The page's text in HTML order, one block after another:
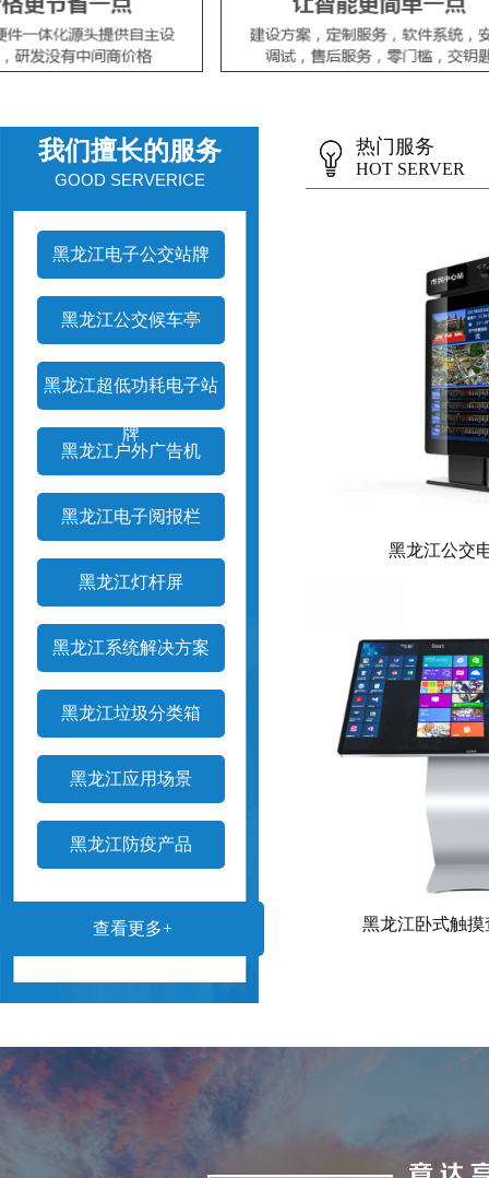
我们擅长的服务
GOOD SERVERICE
黑龙江电子公交站牌
黑龙江公交候车亭
黑龙江超低功耗电子站
牌
黑龙江户外广告机
黑龙江电子阅报栏
黑龙江灯杆屏
黑龙江系统解决方案
黑龙江垃圾分类箱
黑龙江应用场景
黑龙江防疫产品
查看更多+
热门服务
HOT SERVER
黑龙江公交
黑龙江卧式触